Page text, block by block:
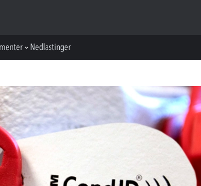
Nedlastinger